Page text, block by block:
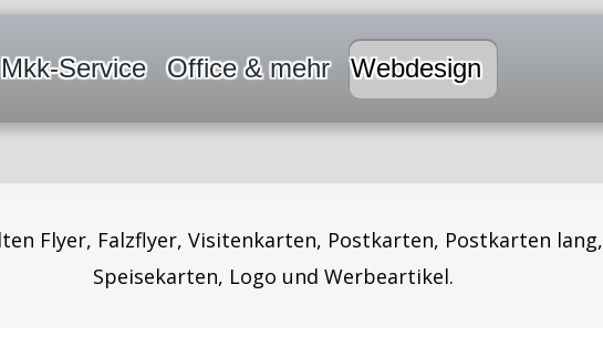
Mkk-Service Office & mehr Webdesign
Flyer, Falzflyer, Visitenkarten, Postkarten, Postkarten lang,
und Werbeartikel.